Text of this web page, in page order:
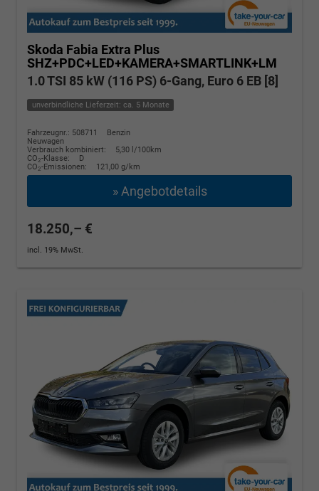
Skoda Fabia Extra Plus
SHZ+PDC+LED+KAMERA+SMARTLINK+LM
1.0 TSI 85 kW (116 PS) 6-Gang, Euro 6 EB [8]
unverbindliche Lieferzeit: ca. 5 Monate
Fahrzeugnr.: 508711
Benzin
Neuwagen
Verbrauch kombiniert:
5,30 l/100km
CO2-Klasse:
D
CO2-Emissionen: 121,00 g/km
» Angebotdetails
18.250,– €
incl. 19% MwSt.